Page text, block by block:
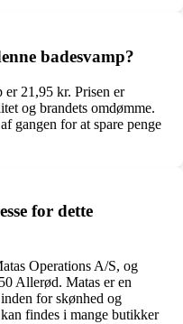
badesvamp?
er 21,95 kr. Prisen er
og brandets omdømme.
gangen for at spare penge
for dette
Operations A/S, og
Allerød. Matas er en
for skønhed og
findes i mange butikker